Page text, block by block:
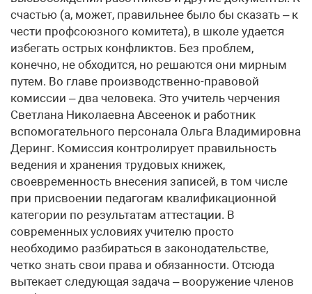
счастью (а, может, правильнее было бы сказать – к
чести профсоюзного комитета), в школе удается
избегать острых конфликтов. Без проблем,
конечно, не обходится, но решаются они мирным
путем. Во главе производственно-правовой
комиссии – два человека. Это учитель черчения
Светлана Николаевна Авсеенок и работник
вспомогательного персонала Ольга Владимировна
Деринг. Комиссия контролирует правильность
ведения и хранения трудовых книжек,
своевременность внесения записей, в том числе
при присвоении педагогам квалификационной
категории по результатам аттестации. В
современных условиях учителю просто
необходимо разбираться в законодательстве,
четко знать свои права и обязанности. Отсюда
вытекает следующая задача – вооружение членов